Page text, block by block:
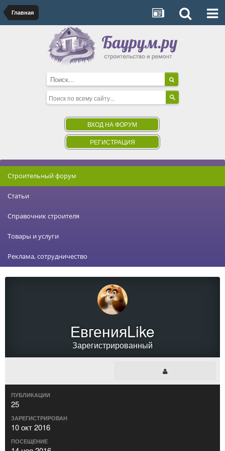
Главная
ВХОД НА ФОРУМ
РЕГИСТРАЦИЯ
Строительный форум
Статьи
Справочник строителя
Товары и услуги
Реклама, сотрудничество
ЕвгенияLike
Зарегистрированный
ПУБЛИКАЦИИ
25
ЗАРЕГИСТРИРОВАН
10 окт 2016
ПОСЕЩЕНИЕ